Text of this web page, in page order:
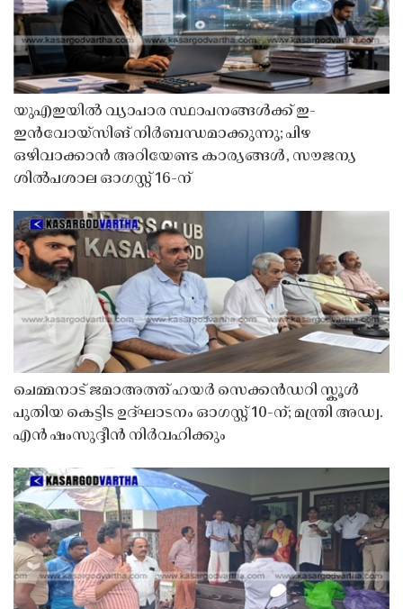
യുഎഇയിൽ വ്യാപാര സ്ഥാപനങ്ങൾക്ക് ഇ-
ഇൻവോയ്സിങ് നിർബന്ധമാക്കുന്നു; പിഴ
ഒഴിവാക്കാൻ അറിയേണ്ട കാര്യങ്ങൾ, സൗജന്യ
ശിൽപശാല ഓഗസ്റ്റ് 16-ന്
ചെമ്മനാട് ജമാഅത്ത് ഹയർ സെക്കൻഡറി സ്കൂൾ
പുതിയ കെട്ടിട ഉദ്ഘാടനം ഓഗസ്റ്റ് 10-ന്; മന്ത്രി അഡ്വ.
എൻ ഷംസുദ്ദീൻ നിർവഹിക്കും